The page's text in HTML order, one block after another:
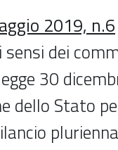
2019, n.6
sensi dei
30
dello Stato